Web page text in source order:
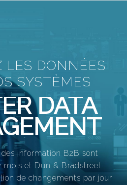
LES DONNÉES
SYSTÈMES
DATA
des information B2B sont
mois et Dun & Bradstreet
de changements par jour